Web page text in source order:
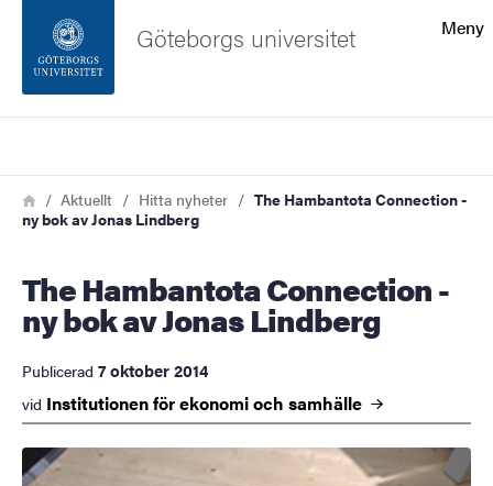
Sidfoten
Om webbplatsen
Meny
Göteborgs universitet
Länkstig
HemAktuellt Hitta nyheter
The Hambantota Connection -
ny bok av Jonas Lindberg
The Hambantota Connection -
ny bok av Jonas Lindberg
Publicerad 7 oktober 2014
vid Institutionen för ekonomi och samhälle